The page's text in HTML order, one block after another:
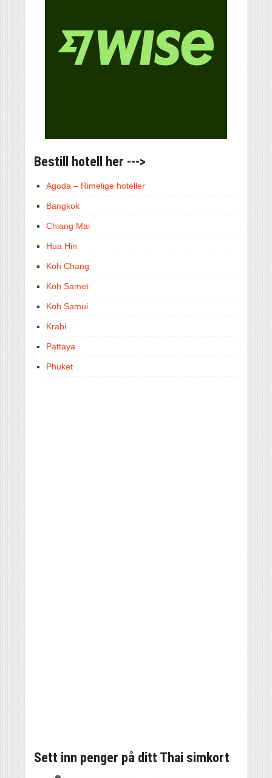
Bestill hotell her --->
Agoda – Rimelige hoteller
Bangkok
Chiang Mai
Hua Hin
Koh Chang
Koh Samet
Koh Samui
Krabi
Pattaya
Phuket
Sett inn penger på ditt Thai simkort